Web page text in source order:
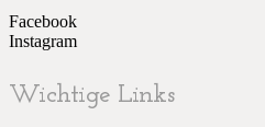
Facebook
Instagram
Wichtige Links